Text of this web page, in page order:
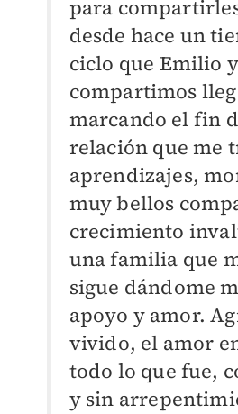
para
desde hace un
ciclo que Emilio
compartimos
marcando el fin
relación que me
aprendizajes,
muy bellos
crecimiento
una familia que
sigue dándome
apoyo y amor.
vivido, el amor
todo lo que fue,
y sin